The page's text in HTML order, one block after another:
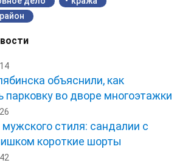
объяснили, как
парковку во дворе многоэтажки
стиля: сандалии с
короткие шорты